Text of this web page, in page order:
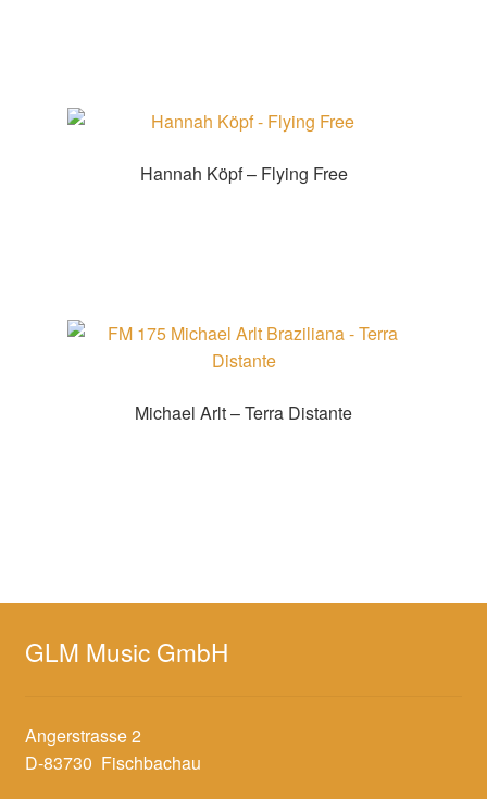
Hannah Köpf – Flying Free
Michael Arlt – Terra Distante
GLM Music GmbH
Angerstrasse 2
D-83730 Fischbachau